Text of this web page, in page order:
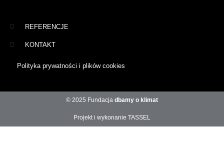
REFERENCJE
KONTAKT
Polityka prywatności i plików cookies
© 2025 Fundacja dbamy o klimat
Projekt i wykonanie TASSEL